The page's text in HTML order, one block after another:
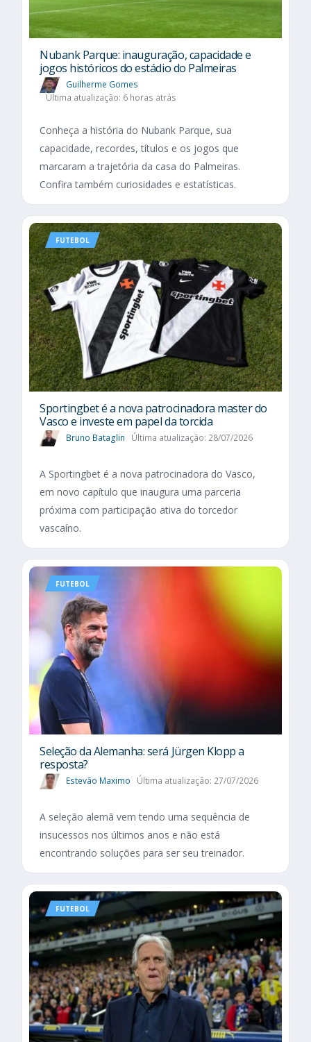
Nubank Parque: inauguração, capacidade e
jogos históricos do estádio do Palmeiras
Guilherme Gomes
Última atualização: 6 horas atrás
Conheça a história do Nubank Parque, sua
capacidade, recordes, títulos e os jogos que
marcaram a trajetória da casa do Palmeiras.
Confira também curiosidades e estatísticas.
FUTEBOL
Sportingbet é a nova patrocinadora master do
Vasco e investe em papel da torcida
Bruno Bataglin Última atualização: 28/07/2026
A Sportingbet é a nova patrocinadora do Vasco,
em novo capítulo que inaugura uma parceria
próxima com participação ativa do torcedor
vascaíno.
FUTEBOL
Seleção da Alemanha: será Jürgen Klopp a
resposta?
Estevão Maximo Última atualização: 27/07/2026
A seleção alemã vem tendo uma sequência de
insucessos nos últimos anos e não está
encontrando soluções para ser seu treinador.
FUTEBOL